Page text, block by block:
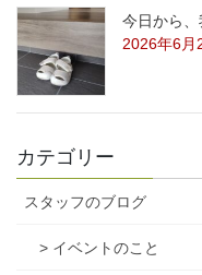
今日から、
2026年6月
カテゴリー
スタッフのブログ
> イベントのこと